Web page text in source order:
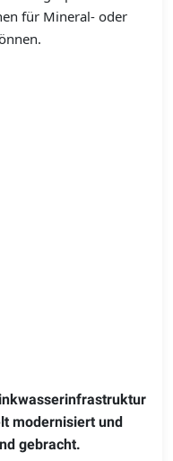
für Mineral- oder
modernisiert und
gebracht.